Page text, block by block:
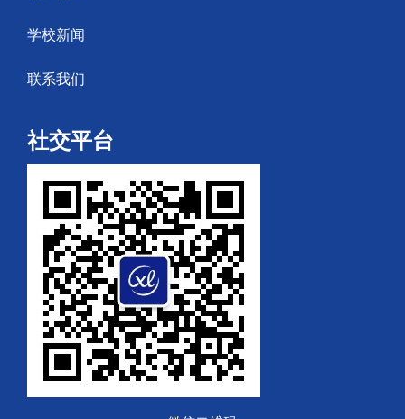
学校新闻
联系我们
社交平台